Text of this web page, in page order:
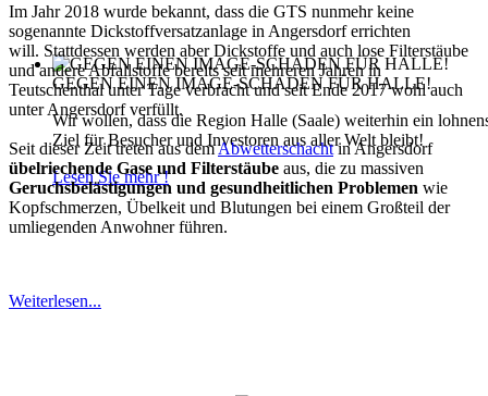
GEGEN EINEN IMAGE-SCHADEN FÜR HALLE!
Wir wollen, dass die Region Halle (Saale) weiterhin ein
Ziel für Besucher und Investoren aus aller Welt bleibt!
Lesen Sie mehr !
Im Jahr 2018 wurde bekannt, dass die GTS nunmehr keine
sogenannte Dickstoffversatzanlage in Angersdorf errichten
will. Stattdessen werden aber Dickstoffe und auch lose Filterstäube
und andere Abfallstoffe bereits seit mehreren Jahren in
Teutschenthal unter Tage verbracht und seit Ende 2017 wohl auch
unter Angersdorf verfüllt.
Seit dieser Zeit treten aus demAbwetterschachtin Angersdorf
übelriechende Gase und Filterstäube aus, die zu massiven
Geruchsbelästigungen und gesundheitlichen Problemen wie
Kopfschmerzen, Übelkeit und Blutungen bei einem Großteil der
umliegenden Anwohner führen.
Weiterlesen...